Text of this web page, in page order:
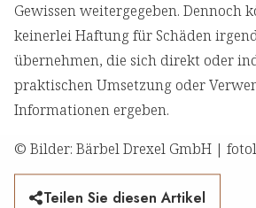
Gewissen weitergegeben. Dennoch
keinerlei Haftung für Schäden
übernehmen, die sich direkt oder
praktischen Umsetzung oder
Informationen ergeben.
© Bilder: Bärbel Drexel GmbH |
Teilen Sie diesen Artikel